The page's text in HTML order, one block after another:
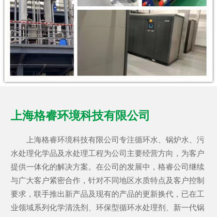
上海格睿环境科技有限公司
上海格睿环境科技有限公司专注循环水、锅炉水、污
水处理化学品及水处理工程为公司主要经营方向，为客户
提供一体化的解决方案。在公司的发展中，格睿公司继续
与广大客户紧密合作，针对不同地区水质特点及客户控制
要求，联手推出新产品及现有的产品的更新换代，已在工
业领域系列化学清洗剂、环保型循环水处理剂、新一代锅